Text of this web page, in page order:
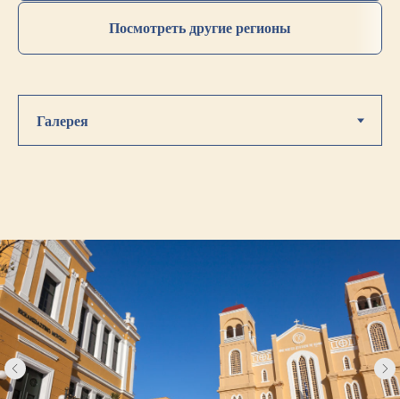
Посмотреть другие регионы